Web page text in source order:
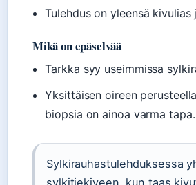
Tulehdus on yleensä
Mikä on epäselvää
Tarkka syy useimmissa
Yksittäisen oireen
biopsia on ainoa varma tapa.
Sylkirauhastulehduksessa
sylkitiekiveen, kun taas